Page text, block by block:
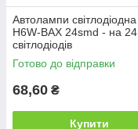
Автолампи світлодіодна
H6W-BAX 24smd - на 24
світлодіодів
Готово до відправки
68,60 ₴
Купити